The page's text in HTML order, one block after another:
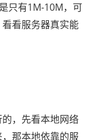
只有1M-10M，可
看服务器真实能
，先看本地网络
那本地依靠的服